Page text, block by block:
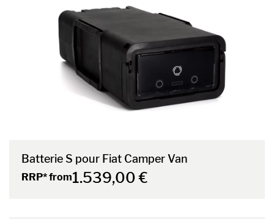
Batterie S pour Fiat Camper Van
RRP* from1.539,00 €